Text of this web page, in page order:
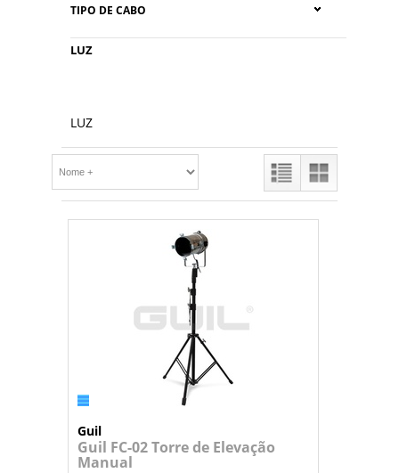
TIPO DE CABO
LUZ
LUZ
Guil
Guil FC-02 Torre de Elevação
Manual